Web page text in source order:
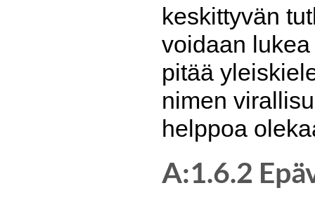
keskittyvän
voidaan
pitää
nimen
helppoa
A:1.6.2